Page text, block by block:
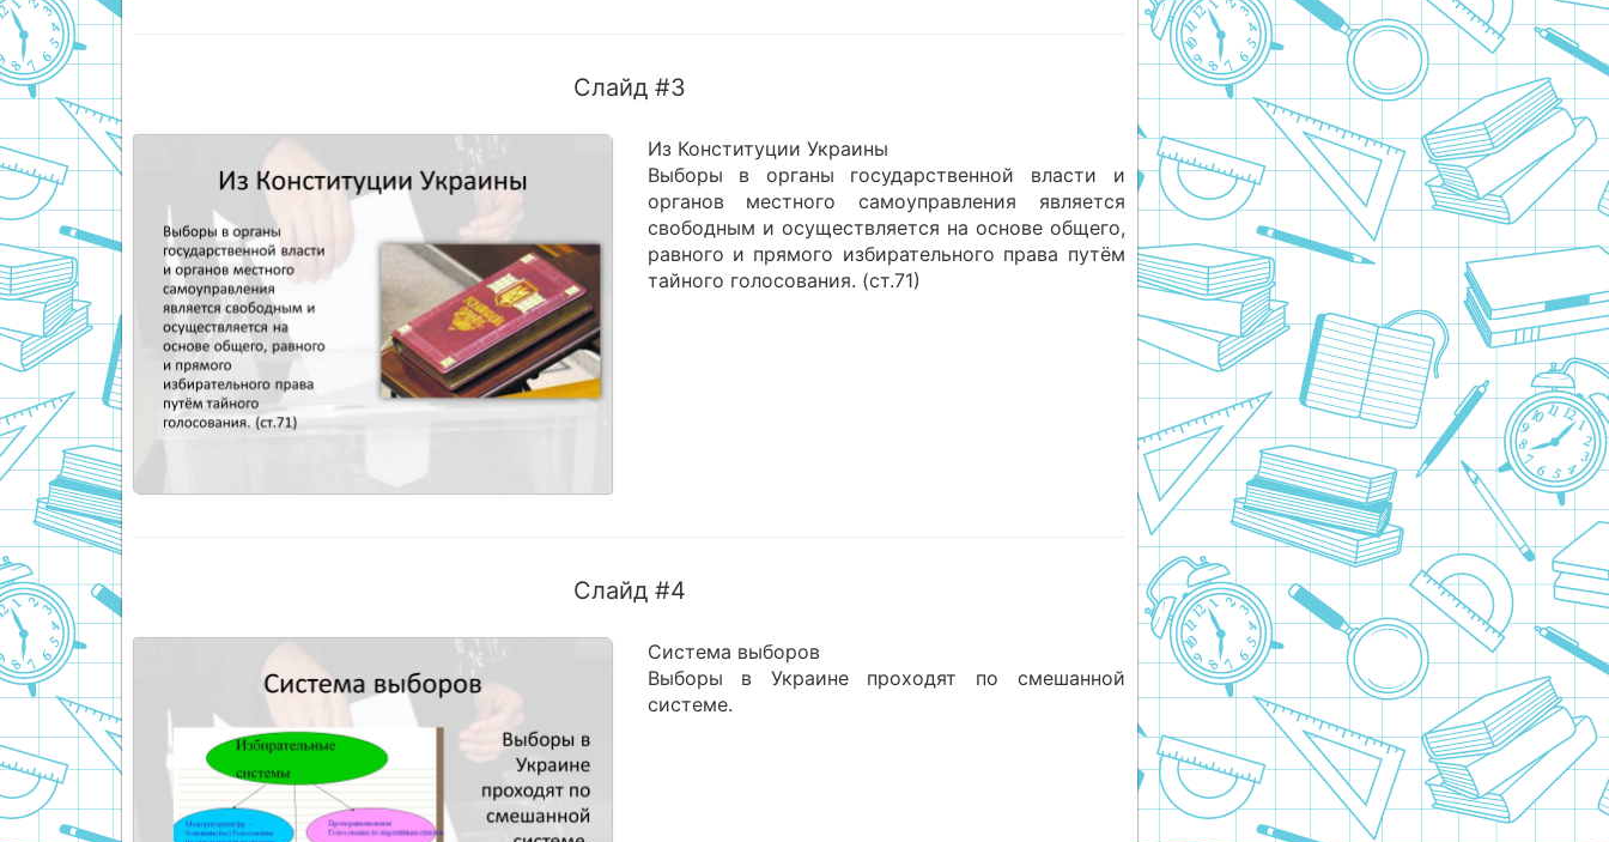
Слайд #3
Из Конституции Украины
Выборы в органы государственной власти и
органов местного самоуправления является
свободным и осуществляется на основе общего,
равного и прямого избирательного права путём
тайного голосования. (ст.71)
Слайд #4
Система выборов
Выборы в Украине проходят по смешанной
системе.